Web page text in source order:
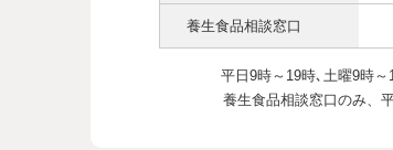
養生食品相談窓口
平日9時～19時､土曜9時～
養生食品相談窓口のみ、